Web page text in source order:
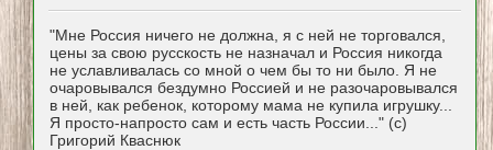
"Мне Россия ничего не должна, я с ней не торговался,
цены за свою русскость не назначал и Россия никогда
не уславливалась со мной о чем бы то ни было. Я не
очаровывался бездумно Россией и не разочаровывался
в ней, как ребенок, которому мама не купила игрушку...
Я просто-напросто сам и есть часть России..." (с)
Григорий Кваснюк